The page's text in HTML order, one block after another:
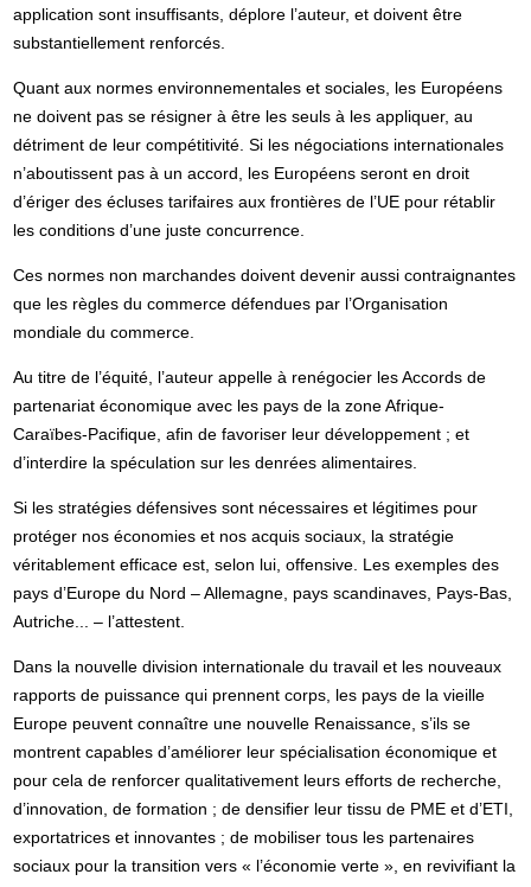
application sont insuffisants, déplore l’auteur, et doivent être
substantiellement renforcés.
Quant aux normes environnementales et sociales, les Européens
ne doivent pas se résigner à être les seuls à les appliquer, au
détriment de leur compétitivité. Si les négociations internationales
n’aboutissent pas à un accord, les Européens seront en droit
d’ériger des écluses tarifaires aux frontières de l’UE pour rétablir
les conditions d’une juste concurrence.
Ces normes non marchandes doivent devenir aussi contraignantes
que les règles du commerce défendues par l’Organisation
mondiale du commerce.
Au titre de l’équité, l’auteur appelle à renégocier les Accords de
partenariat économique avec les pays de la zone Afrique-
Caraïbes-Pacifique, afin de favoriser leur développement ; et
d’interdire la spéculation sur les denrées alimentaires.
Si les stratégies défensives sont nécessaires et légitimes pour
protéger nos économies et nos acquis sociaux, la stratégie
véritablement efficace est, selon lui, offensive. Les exemples des
pays d’Europe du Nord – Allemagne, pays scandinaves, Pays-Bas,
Autriche... – l’attestent.
Dans la nouvelle division internationale du travail et les nouveaux
rapports de puissance qui prennent corps, les pays de la vieille
Europe peuvent connaître une nouvelle Renaissance, s’ils se
montrent capables d’améliorer leur spécialisation économique et
pour cela de renforcer qualitativement leurs efforts de recherche,
d’innovation, de formation ; de densifier leur tissu de PME et d’ETI,
exportatrices et innovantes ; de mobiliser tous les partenaires
sociaux pour la transition vers « l’économie verte », en revivifiant la